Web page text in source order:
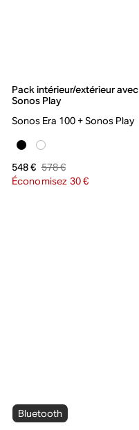
Pack intérieur/extérieur avec
Sonos Play
Sonos Era 100 + Sonos Play
548 € 578 €
Économisez 30 €
Bluetooth